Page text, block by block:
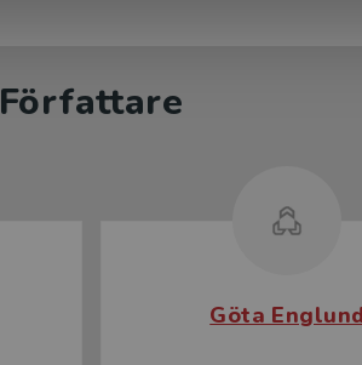
Författare
Göta